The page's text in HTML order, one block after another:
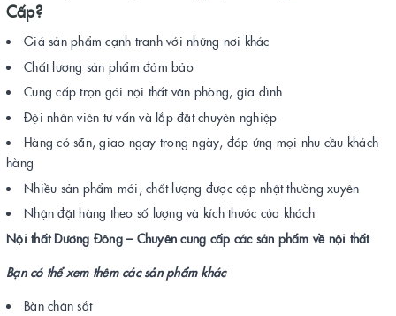
Cấp?
Giá sản phẩm cạnh tranh với những nơi khác
Chất lượng sản phẩm đảm bảo
Cung cấp trọn gói nội thất văn phòng, gia đình
Đội nhân viên tư vấn và lắp đặt chuyên nghiệp
Hàng có sẵn, giao ngay trong ngày, đáp ứng mọi nhu cầu khách
hàng
Nhiều sản phẩm mới, chất lượng được cập nhật thường xuyên
Nhận đặt hàng theo số lượng và kích thước của khách
Nội thất Dương Đông – Chuyên cung cấp các sản phẩm về nội thất
Bạn có thể xem thêm các sản phẩm khác
Bàn chân sắt